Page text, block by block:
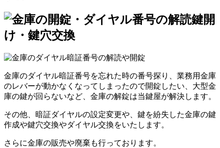
鍵開
け・鍵穴交換
金庫のダイヤル暗証番号を忘れた時の番号探り、業務用金庫
のレバーが動かなくなってしまったので開錠したい、大型金
庫の鍵が回らないなど、金庫の解錠は当鍵屋が解決します。
その他、暗証ダイヤルの設定変更や、鍵を紛失した金庫の鍵
作成や鍵穴交換やダイヤル交換をいたします。
さらに金庫の販売や廃棄も行っております。